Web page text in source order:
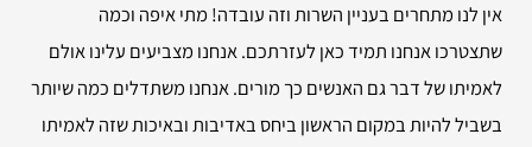
אין לנו מתחרים בעניין השרות וזה עובדה! מתי איפה וכמה
שתצטרכו אנחנו תמיד כאן לעזרתכם. אנחנו מצביעים עלינו אולם
לאמיתו של דבר גם האנשים כך מורים. אנחנו משתדלים כמה שיותר
בשביל להיות במקום הראשון ביחס באדיבות ובאיכות שזה לאמיתו